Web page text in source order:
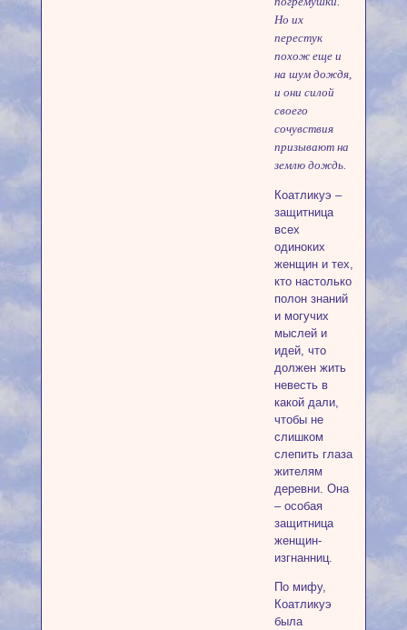
Но их
перестук
похож еще и
на шум дождя,
и они силой
своего
сочувствия
призывают на
землю дождь.
Коатликуэ –
защитница
всех
одиноких
женщин и тех,
кто настолько
полон знаний
и могучих
мыслей и
идей, что
должен жить
невесть в
какой дали,
чтобы не
слишком
слепить глаза
жителям
деревни. Она
– особая
защитница
женщин-
изгнанниц.
По мифу,
Коатликуэ
была